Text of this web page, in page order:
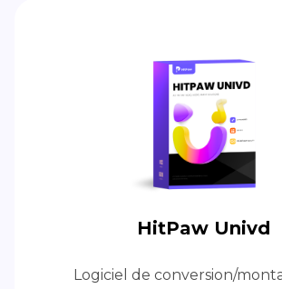
HitPaw Univd
Logiciel de conversion/